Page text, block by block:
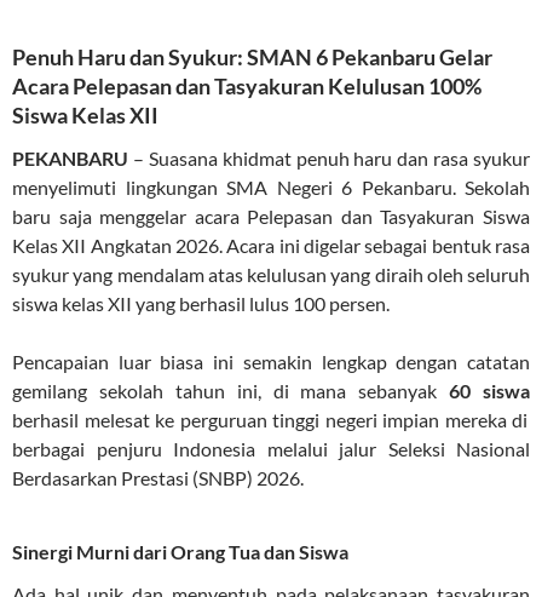
Penuh Haru dan Syukur: SMAN 6 Pekanbaru Gelar
Acara Pelepasan dan Tasyakuran Kelulusan 100%
Siswa Kelas XII
PEKANBARU – Suasana khidmat penuh haru dan rasa syukur
menyelimuti lingkungan SMA Negeri 6 Pekanbaru. Sekolah
baru saja menggelar acara Pelepasan dan Tasyakuran Siswa
Kelas XII Angkatan 2026. Acara ini digelar sebagai bentuk rasa
syukur yang mendalam atas kelulusan yang diraih oleh seluruh
siswa kelas XII yang berhasil lulus 100 persen.
Pencapaian luar biasa ini semakin lengkap dengan catatan
gemilang sekolah tahun ini, di mana sebanyak60 siswa
berhasil melesat ke perguruan tinggi negeri impian mereka di
berbagai penjuru Indonesia melalui jalur Seleksi Nasional
Berdasarkan Prestasi (SNBP) 2026.
Sinergi Murni dari Orang Tua dan Siswa